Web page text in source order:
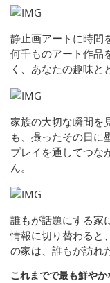
静止画アートに時間
何千ものアート作品
く、あなたの趣味と
家族の大切な瞬間を
も、撮ったその日に
プレイを通してつな
ん。
誰もが話題にする家
情報に切り替わると
の家は、誰もが訪れ
これまでで最も鮮や